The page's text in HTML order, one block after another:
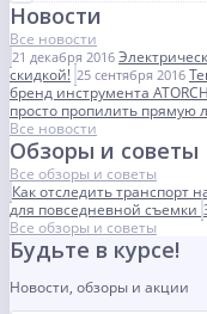
Новости
Все новости
21 декабря 2016
скидкой! 25 сентября 2016
бренд инструмента ATORCH
просто пропилить прямую
Все новости
Обзоры и советы
Все обзоры и советы
Как отследить транспорт
для повседневной съемки
Все обзоры и советы
Будьте в курсе!
Новости, обзоры и акции